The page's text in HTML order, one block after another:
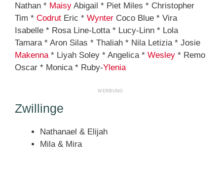
Nathan * Maisy Abigail * Piet Miles * Christopher
Tim * Codrut Eric * Wynter Coco Blue * Vira
Isabelle * Rosa Line-Lotta * Lucy-Linn * Lola
Tamara * Aron Silas * Thaliah * Nila Letizia * Josie
Makenna * Liyah Soley * Angelica * Wesley * Remo
Oscar * Monica * Ruby-Ylenia
Zwillinge
Nathanael & Elijah
Mila & Mira